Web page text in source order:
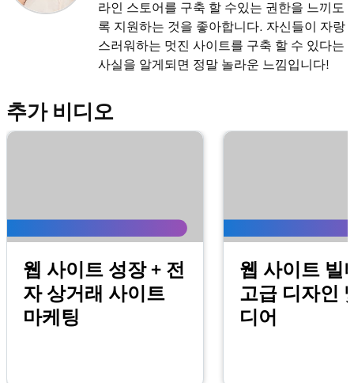
라인 스토어를 구축 할 수있는 권한을 느끼도
록 지원하는 것을 좋아합니다. 자신들이 자랑
스러워하는 멋진 사이트를 구축 할 수 있다는
사실을 알게되면 정말 놀라운 느낌입니다!
추가 비디오
웹 사이트 성장 + 전
자 상거래 사이트
마케팅
웹 사이트 빌
고급 디자인
디어